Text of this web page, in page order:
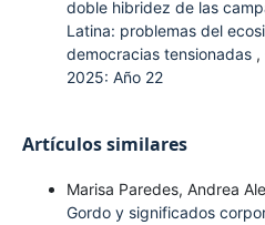
doble hibridez de las
Latina: problemas del
democracias tensionadas ,
2025: Año 22
Artículos similares
Marisa Paredes, Andrea
Gordo y significados